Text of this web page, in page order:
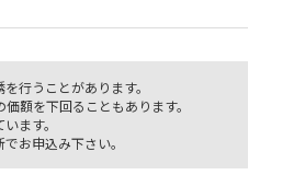
行うことがあります。
額を下回ることもあります。
ます。
お申込み下さい。